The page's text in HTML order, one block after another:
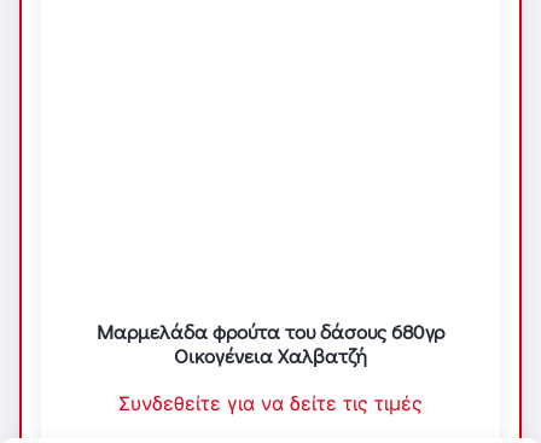
Μαρμελάδα φρούτα του δάσους 680γρ
Οικογένεια Χαλβατζή
Συνδεθείτε για να δείτε τις τιμές